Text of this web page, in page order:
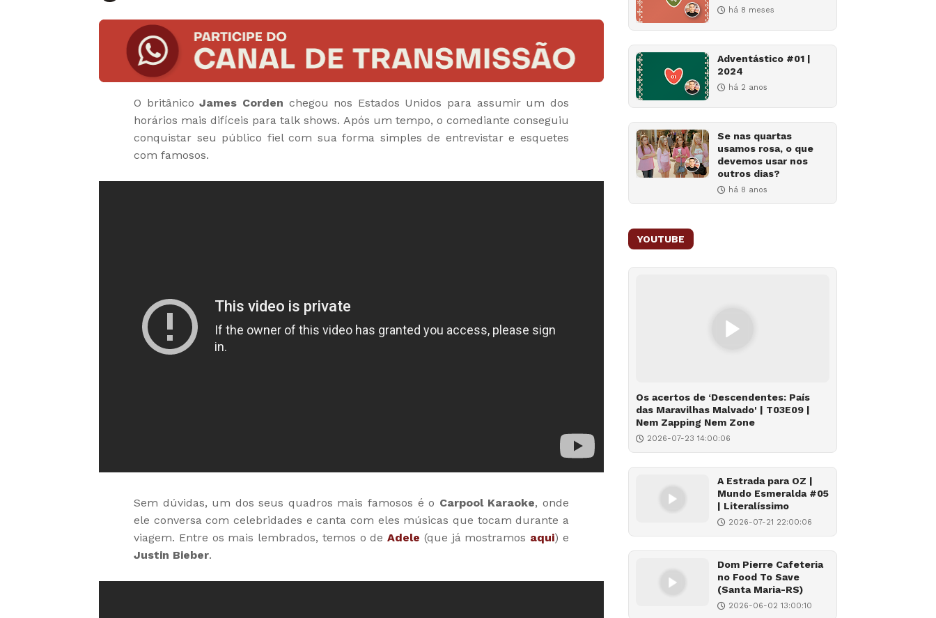
O britânicoJames Corden chegou nos Estados Unidos para assumir um dos
horários mais difíceis para talk shows. Após um tempo, o comediante conseguiu
conquistar seu público fiel com sua forma simples de entrevistar e esquetes
com famosos.
Sem dúvidas, um dos seus quadros mais famosos é o Carpool Karaoke, onde
ele conversa com celebridades e canta com eles músicas que tocam durante a
viagem. Entre os mais lembrados, temos o deAdele (que já mostramos aqui) e
Justin Bieber.
há 8 meses
Adventástico #01 |
2024
há 2 anos
Se nas quartas
usamos rosa, o que
devemos usar nos
outros dias?
há 8 anos
YOUTUBE
Os acertos de ‘Descendentes: País
das Maravilhas Malvado' | T03E09 |
Nem Zapping Nem Zone
2026-07-23 14:00:06
A Estrada para OZ |
Mundo Esmeralda #05
| Literalíssimo
2026-07-21 22:00:06
Dom Pierre Cafeteria
no Food To Save
(Santa Maria-RS)
2026-06-02 13:00:10